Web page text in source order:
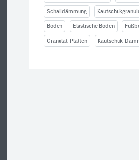
Schalldämmung
Böden Elastische Böden
Granulat-Platten Kautschuk-